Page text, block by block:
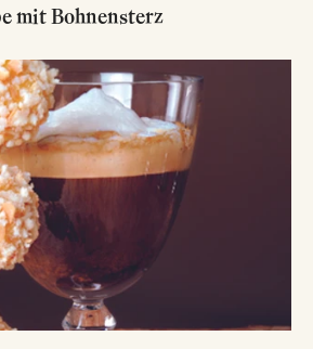
mit Bohnensterz